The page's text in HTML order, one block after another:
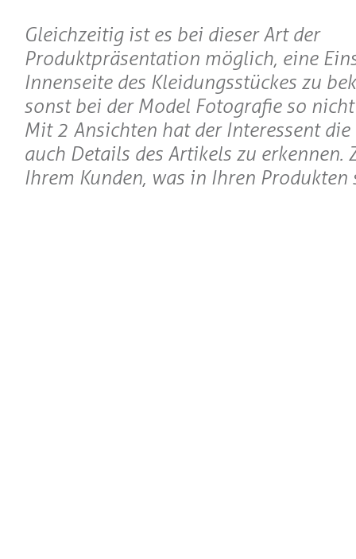
Gleichzeitig ist es bei dieser Art der
Produktpräsentation möglich, eine
Innenseite des Kleidungsstückes zu
sonst bei der Model Fotografie so
Mit 2 Ansichten hat der Interessent
auch Details des Artikels zu erkennen.
Ihrem Kunden, was in Ihren Produkten